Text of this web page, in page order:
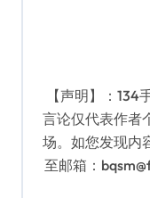
【声明】：
言论仅代表作者
场。如您发现内
至邮箱：